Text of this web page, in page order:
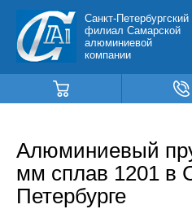
Санкт-Петербургский
филиал Самарской
алюминиевой
компании
Алюминиевый
мм сплав 1201 в
Петербурге